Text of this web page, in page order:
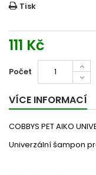
Tisk
111 Kč
Počet
VÍCE INFORMACÍ
COBBYS PET AIKO
Univerzální šampon